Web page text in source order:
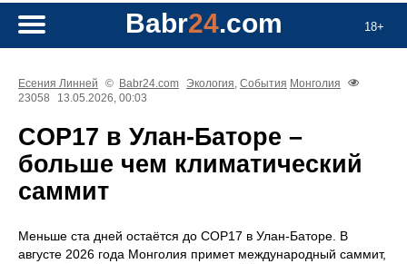
18+
Babr24.com
Есения Линней © Babr24.com Экология, События Монголия
23058
13.05.2026, 00:03
COP17 в Улан-Баторе –
больше чем климатический
саммит
Меньше ста дней остаётся до COP17 в Улан‑Баторе. В
августе 2026 года Монголия примет международный саммит,